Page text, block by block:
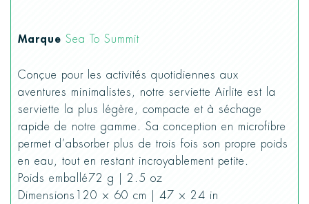
Marque Sea To Summit
Conçue pour les activités quotidiennes aux
aventures minimalistes, notre serviette Airlite est la
serviette la plus légère, compacte et à séchage
rapide de notre gamme. Sa conception en microfibre
permet d’absorber plus de trois fois son propre poids
en eau, tout en restant incroyablement petite.
Poids emballé72 g | 2.5 oz
Dimensions120 × 60 cm | 47 × 24 in